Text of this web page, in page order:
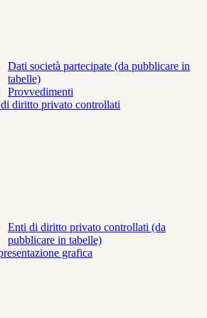
Dati società partecipate (da pubblicare in
tabelle)
Provvedimenti
diritto privato controllati
Enti di diritto privato controllati (da
pubblicare in tabelle)
grafica